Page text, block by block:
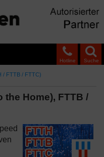
Suche
Hotline
/ FTTB / FTTC)
the Home), FTTB /